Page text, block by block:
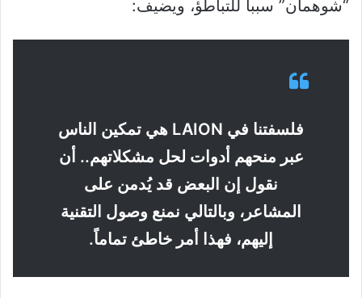
“شوهمان” سبباً للتباطؤ، ويضيف:
فلسفتنا في LAION هي تمكين الناس
عبر منحهم أدوات لحل مشكلاتهم.. أن
نقول إن البعض قد يُدمن على
المشاعر، وبالتالي نمنع وصول التقنية
إليهم، فهذا أمر خاطئ تماماً.